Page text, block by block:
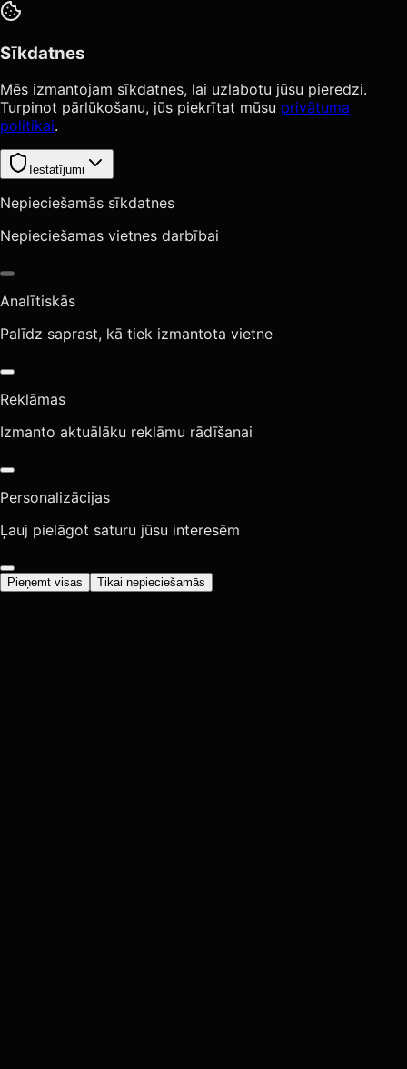
Sīkdatnes
Mēs izmantojam sīkdatnes, lai uzlabotu jūsu pieredzi.
Turpinot pārlūkošanu, jūs piekrītat mūsu privātuma
politikai.
Iestatījumi
Nepieciešamās sīkdatnes
Nepieciešamas vietnes darbībai
Analītiskās
Palīdz saprast, kā tiek izmantota vietne
Reklāmas
Izmanto aktuālāku reklāmu rādīšanai
Personalizācijas
Ļauj pielāgot saturu jūsu interesēm
Pieņemt visas Tikai nepieciešamās